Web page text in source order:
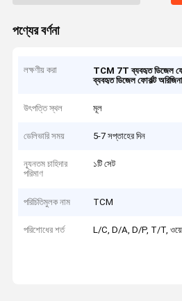
পণ্যের বর্ণনা
লক্ষণীয় করা TCM 7T ব্যবহৃত ডিজেল
ব্যবহৃত ডিজেল ফোর্কল্ট
উৎপত্তি স্থল মূল
ডেলিভারি সময় 5-7 সপ্তাহের দিন
ন্যূনতম চাহিদার
পরিমাণ
১টি সেট
পরিচিতিমুলক নাম TCM
পরিশোধের শর্ত L/C, D/A, D/P, T/T,